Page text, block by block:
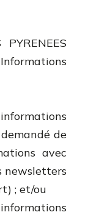
de
avec
newsletters
; et/ou